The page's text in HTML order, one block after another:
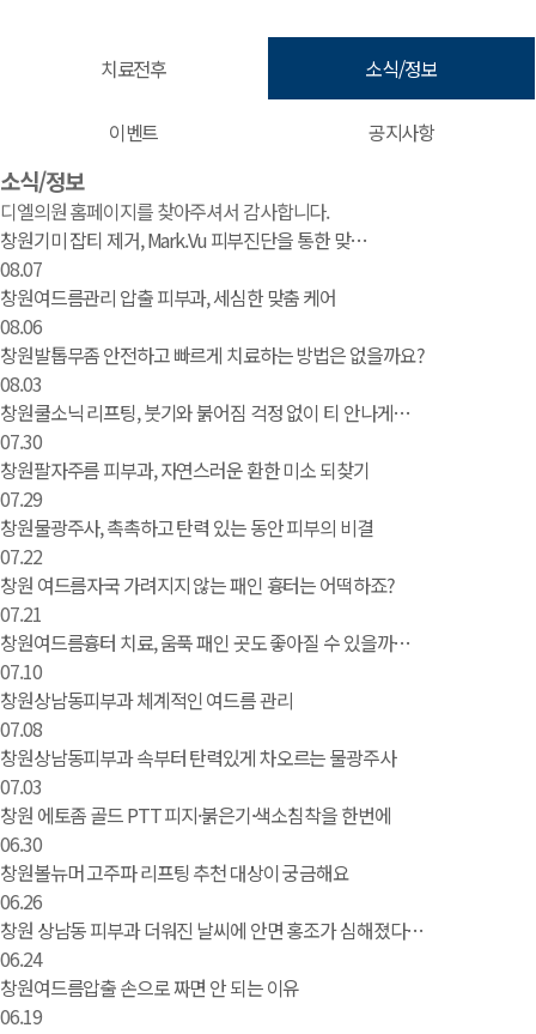
치료전후 소식/정보
이벤트 공지사항
소식/정보 | 창원 피부과 디엘의원
소식/정보
디엘의원 홈페이지를 찾아주셔서 감사합니다.
창원기미 잡티 제거, Mark.Vu 피부진단을 통한 맞…
08.07
창원여드름관리 압출 피부과, 세심한 맞춤 케어
08.06
창원발톱무좀 안전하고 빠르게 치료하는 방법은 없을까요?
08.03
창원쿨소닉 리프팅, 붓기와 붉어짐 걱정 없이 티 안나게…
07.30
창원팔자주름 피부과, 자연스러운 환한 미소 되찾기
07.29
창원물광주사, 촉촉하고 탄력 있는 동안 피부의 비결
07.22
창원 여드름자국 가려지지 않는 패인 흉터는 어떡하죠?
07.21
창원여드름흉터 치료, 움푹 패인 곳도 좋아질 수 있을까…
07.10
창원상남동피부과 체계적인 여드름 관리
07.08
창원상남동피부과 속부터 탄력있게 차오르는 물광주사
07.03
창원 에토좀 골드 PTT 피지·붉은기·색소침착을 한번에
06.30
창원볼뉴머 고주파 리프팅 추천 대상이 궁금해요
06.26
창원 상남동 피부과 더워진 날씨에 안면 홍조가 심해졌다…
06.24
창원여드름압출 손으로 짜면 안 되는 이유
06.19